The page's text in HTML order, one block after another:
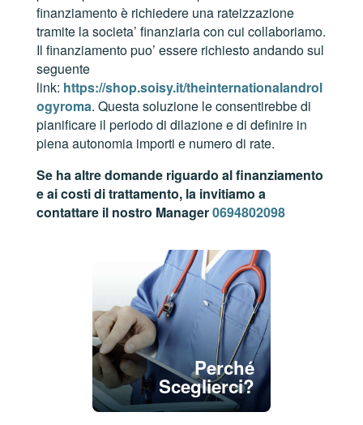
finanziamento è richiedere una rateizzazione
tramite la societa’ finanziaria con cui collaboriamo.
Il finanziamento puo’ essere richiesto andando sul
seguente
link: https://shop.soisy.it/theinternationalandrol
ogyroma. Questa soluzione le consentirebbe di
pianificare il periodo di dilazione e di definire in
piena autonomia importi e numero di rate.
Se ha altre domande riguardo al finanziamento
e ai costi di trattamento, la invitiamo a
contattare il nostro Manager0694802098
Perché
Sceglierci?